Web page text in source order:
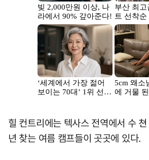
힐 컨트리에는 텍사스 전역에서 수
년 찾는 여름 캠프들이 곳곳에 있다.